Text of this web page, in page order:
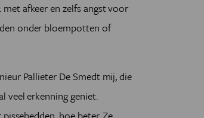
afkeer en zelfs angst voor
onder bloempotten of
Pallieter De Smedt mij, die
veel erkenning geniet.